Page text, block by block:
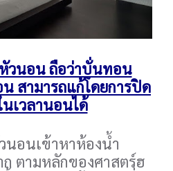
วนอน ถือว่าบั่นทอน
สามารถแก้โดยการปิด
เวลานอนได้
นเข้าหาห้องน้ำ
ตามหลักของศาสตร์ฮ